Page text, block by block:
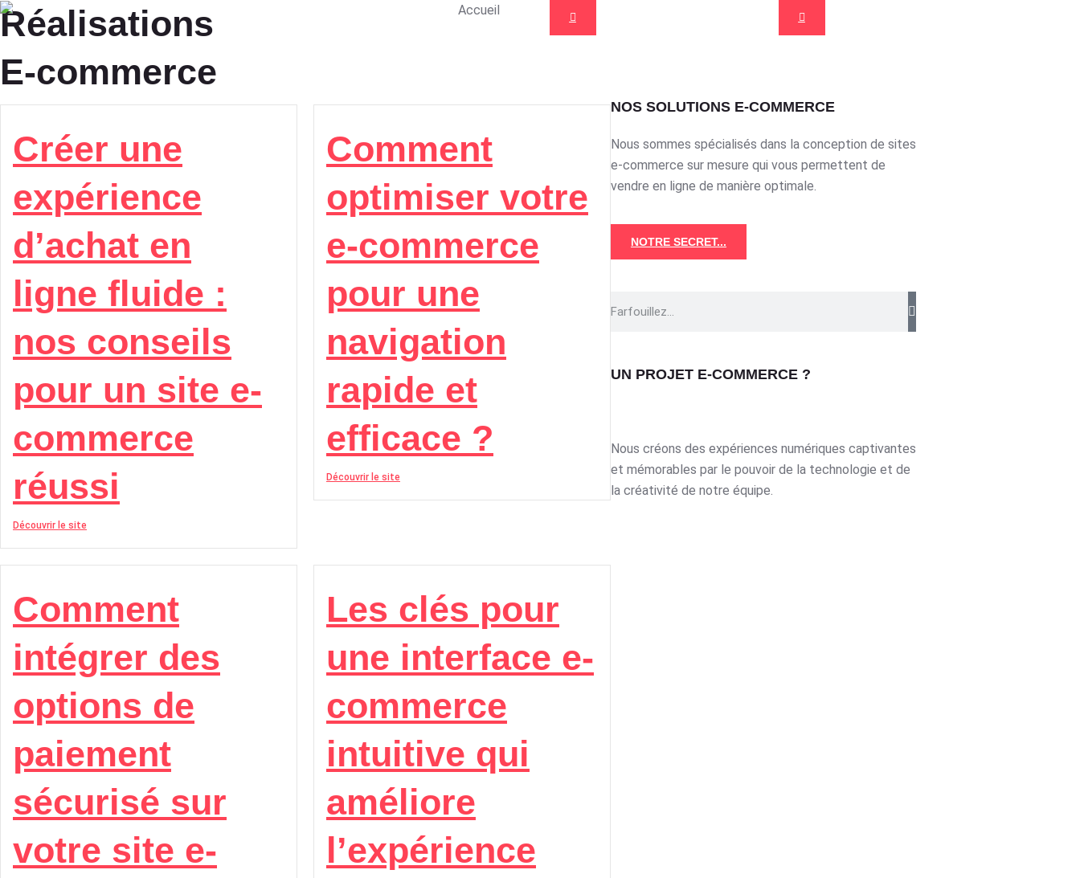
Réalisations
E-commerce
Accueil
Créer une
expérience
d’achat en
ligne fluide :
nos conseils
pour un site e-
commerce
réussi
Découvrir le site
Comment
optimiser votre
e-commerce
pour une
navigation
rapide et
efficace ?
Découvrir le site
Comment
intégrer des
options de
paiement
sécurisé sur
votre site e-
Les clés pour
une interface e-
commerce
intuitive qui
améliore
l’expérience
NOS SOLUTIONS E-COMMERCE
Nous sommes spécialisés dans la conception de sites
e-commerce sur mesure qui vous permettent de
vendre en ligne de manière optimale.
NOTRE SECRET...
UN PROJET E-COMMERCE ?
Nous créons des expériences numériques captivantes
et mémorables par le pouvoir de la technologie et de
la créativité de notre équipe.